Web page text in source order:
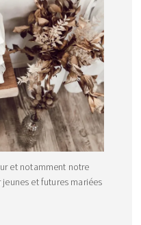
et notamment notre
et futures mariées